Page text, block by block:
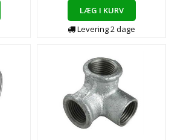
LÆG I KURV
Levering2dage